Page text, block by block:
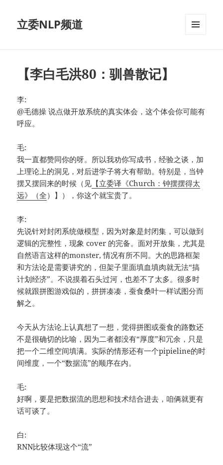
立委NLP频道
【李白毛洪80：驯兽散记】
李:
@毛德操 说点做开放系统的真实体会，这个体会你可能有
呼应。
毛:
我一直都赞同你的呀。所以我劝你写成书，经验之谈，加
上理论上的洞见，对后进学子将大有帮助。特别是，当钟
摆又摆回来的时候（见 【立委译《Church：钟摆摆得太
远》（全）】），你这个就宝贵了。
李:
先说针对封闭系统做模型，因为对象是封闭集，可以做到
逻辑的完整性，现象 cover 的完备。面对开放集，尤其是
自然语言这样的monster, 情况有所不同。大的思路框架
和方法论是需要讲究的，但架子里面填血填肉就无法“搞
计划经济”。不说摸着石头过河，也差不了太多。很多时
候就跟拼图游戏似的，拼拼凑凑，蚕食桑叶一样试图分而
解之。
今天从方法论上认真想了一想，觉得拼图或蚕食的路数还
不是很确切的比喻，因为二者都没有“厚度”和冗余，只是
把一个二维空间填满。实际的情形还有一个pipieline的时
间维度，一个“数据流”的顺序在内。
毛:
好啊，要是把数据流的思想和技术结合进去，咱俩就更有
话可谈了。
白:
RNN比较体现这个“流”